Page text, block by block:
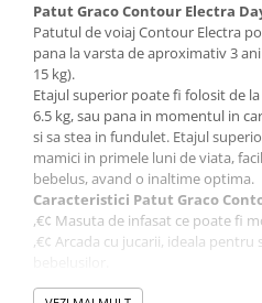
Patut Graco Contour Electra
Patutul de voiaj Contour Electra
pana la varsta de aproximativ 3
15 kg).
Etajul superior poate fi folosit de
6.5 kg, sau pana in momentul in
si sa stea in fundulet. Etajul
mamici in primele luni de viata,
bebelus, avand o inaltime optima.
Caracteristici Patut Graco
,€¢ Masuta de infasat ce poate fi
,€¢ Arcada cu jucarii, ideala
,€¢ Dispozitiv detasabil cu functie